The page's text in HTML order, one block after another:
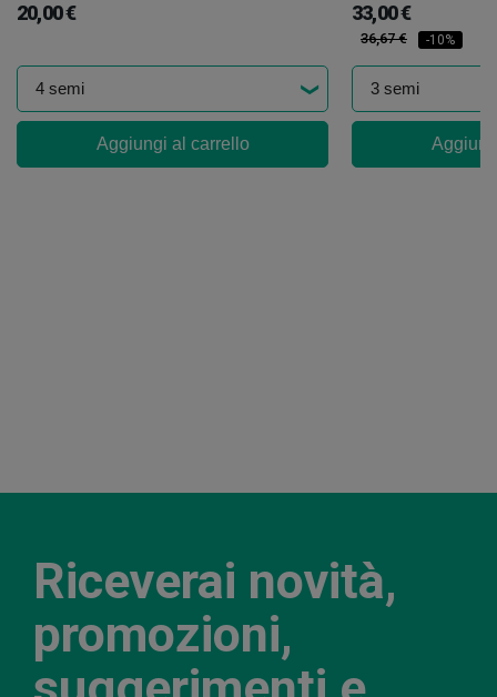
20,00 €
Aggiungi al carrello
33,00 €
36,67 € -10%
Riceverai novità,
promozioni,